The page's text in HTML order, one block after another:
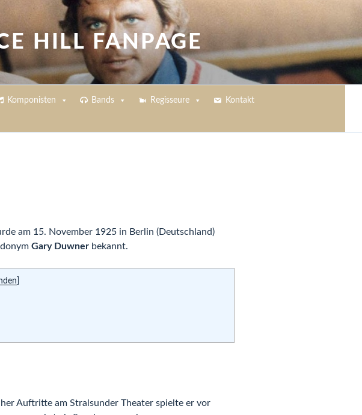
HILL FANPAGE
Komponisten Bands Regisseure Kontakt
am 15. November 1925 in Berlin (Deutschland)
Gary Duwnerbekannt.
Auftritte am Stralsunder Theater spielte er vor